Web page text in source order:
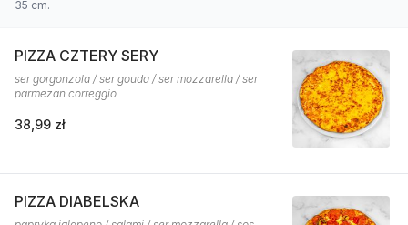
35 cm.
PIZZA CZTERY SERY
ser gorgonzola / ser gouda / ser mozzarella / ser
parmezan correggio
38,99 zł
PIZZA DIABELSKA